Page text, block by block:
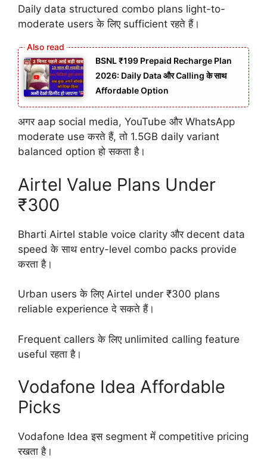
Daily data structured combo plans light-to-
moderate users के लिए sufficient रहते हैं।
BSNL ₹199 Prepaid Recharge Plan
2026: Daily Data और Calling के साथ
Affordable Option
अगर aap social media, YouTube और WhatsApp
moderate use करते हैं, तो 1.5GB daily variant
balanced option हो सकता है।
Airtel Value Plans Under
₹300
Bharti Airtel stable voice clarity और decent data
speed के साथ entry-level combo packs provide
करता है।
Urban users के लिए Airtel under ₹300 plans
reliable experience दे सकते हैं।
Frequent callers के लिए unlimited calling feature
useful रहता है।
Vodafone Idea Affordable
Picks
Vodafone Idea इस segment में competitive pricing
रखता है।